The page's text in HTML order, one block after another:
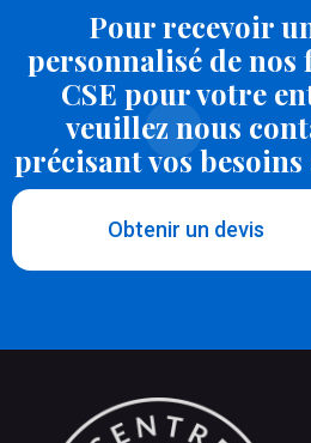
Pour recevoir
personnalisé de
CSE pour votre
veuillez nous
précisant vos
Obtenir un devis